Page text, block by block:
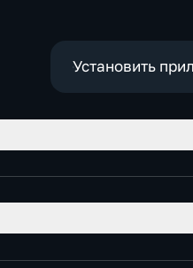
Установить